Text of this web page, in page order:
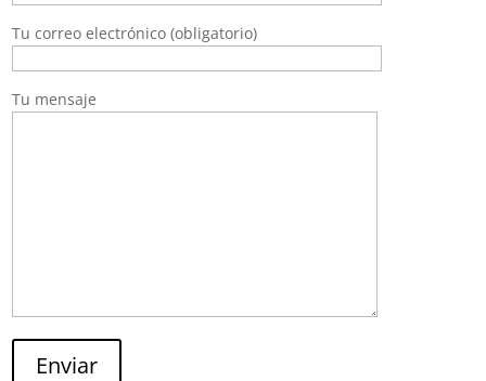
Tu correo electrónico (obligatorio)
Tu mensaje
Enviar